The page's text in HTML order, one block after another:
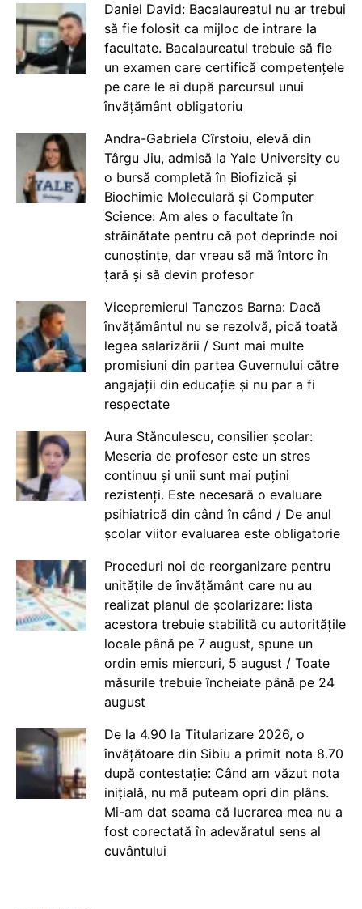
Daniel David: Bacalaureatul nu ar trebui
să fie folosit ca mijloc de intrare la
facultate. Bacalaureatul trebuie să fie
un examen care certifică competențele
pe care le ai după parcursul unui
învățământ obligatoriu
Andra-Gabriela Cîrstoiu, elevă din
Târgu Jiu, admisă la Yale University cu
o bursă completă în Biofizică și
Biochimie Moleculară și Computer
Science: Am ales o facultate în
străinătate pentru că pot deprinde noi
cunoștințe, dar vreau să mă întorc în
țară și să devin profesor
Vicepremierul Tanczos Barna: Dacă
învățământul nu se rezolvă, pică toată
legea salarizării / Sunt mai multe
promisiuni din partea Guvernului către
angajații din educație și nu par a fi
respectate
Aura Stănculescu, consilier școlar:
Meseria de profesor este un stres
continuu și unii sunt mai puțini
rezistenți. Este necesară o evaluare
psihiatrică din când în când / De anul
școlar viitor evaluarea este obligatorie
Proceduri noi de reorganizare pentru
unitățile de învățământ care nu au
realizat planul de școlarizare: lista
acestora trebuie stabilită cu autoritățile
locale până pe 7 august, spune un
ordin emis miercuri, 5 august / Toate
măsurile trebuie încheiate până pe 24
august
De la 4.90 la Titularizare 2026, o
învățătoare din Sibiu a primit nota 8.70
după contestație: Când am văzut nota
inițială, nu mă puteam opri din plâns.
Mi-am dat seama că lucrarea mea nu a
fost corectată în adevăratul sens al
cuvântului